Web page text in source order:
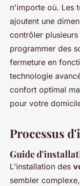
n'importe où. Les
ajoutent une
contrôler
programmer des
fermeture en
technologie
confort optimal
pour votre
Processus
Guide
L'installation des
sembler